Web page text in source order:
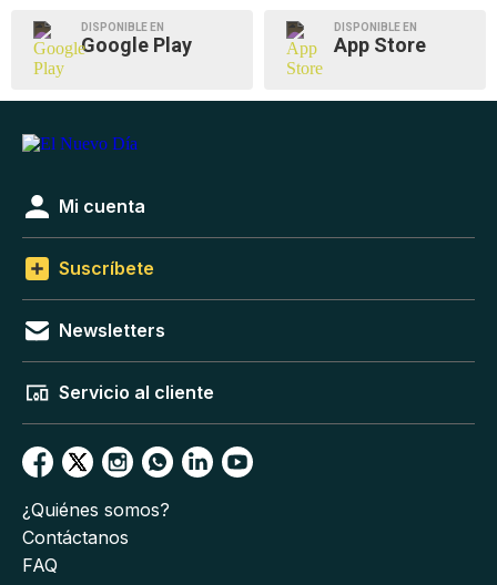
DISPONIBLE EN
Google Play
DISPONIBLE EN
App Store
Mi cuenta
Suscríbete
Newsletters
Servicio al cliente
¿Quiénes somos?
Contáctanos
FAQ